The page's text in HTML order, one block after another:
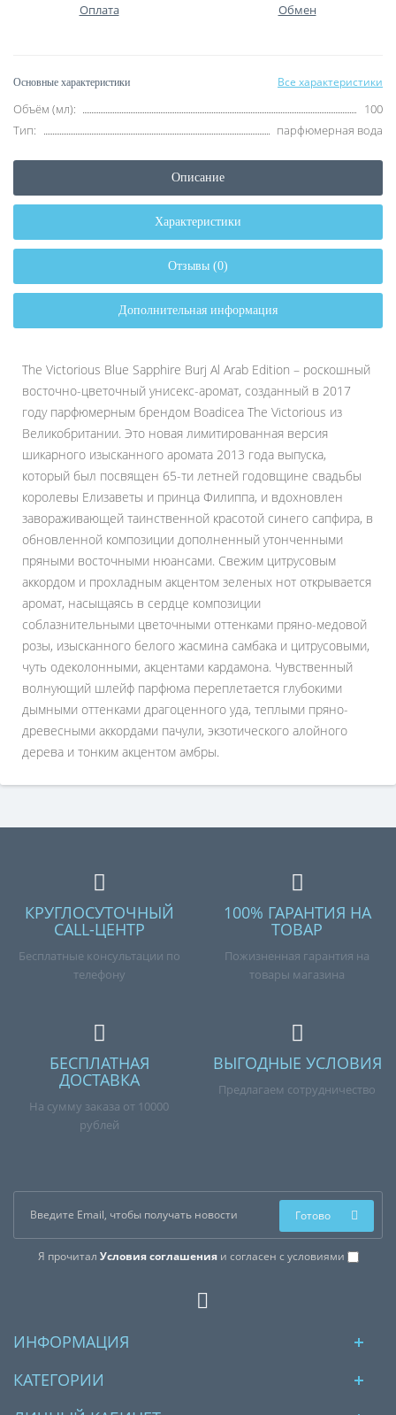
Оплата Обмен
Основные характеристики Все характеристики
Объём (мл):
100
Тип:
парфюмерная вода
Описание
Характеристики
Отзывы (0)
Дополнительная информация
The Victorious Blue Sapphire Burj Al Arab Edition – роскошный
восточно-цветочный унисекс-аромат, созданный в 2017
году парфюмерным брендом Boadicea The Victorious из
Великобритании. Это новая лимитированная версия
шикарного изысканного аромата 2013 года выпуска,
который был посвящен 65-ти летней годовщине свадьбы
королевы Елизаветы и принца Филиппа, и вдохновлен
завораживающей таинственной красотой синего сапфира, в
обновленной композиции дополненный утонченными
пряными восточными нюансами. Свежим цитрусовым
аккордом и прохладным акцентом зеленых нот открывается
аромат, насыщаясь в сердце композиции
соблазнительными цветочными оттенками пряно-медовой
розы, изысканного белого жасмина самбака и цитрусовыми,
чуть одеколонными, акцентами кардамона. Чувственный
волнующий шлейф парфюма переплетается глубокими
дымными оттенками драгоценного уда, теплыми пряно-
древесными аккордами пачули, экзотического алойного
дерева и тонким акцентом амбры.
КРУГЛОСУТОЧНЫЙ
CALL-ЦЕНТР
Бесплатные консультации по
телефону
100% ГАРАНТИЯ НА
ТОВАР
Пожизненная гарантия на
товары магазина
БЕСПЛАТНАЯ
ДОСТАВКА
На сумму заказа от 10000
рублей
ВЫГОДНЫЕ УСЛОВИЯ
Предлагаем сотрудничество
Я прочитал Условия соглашенияи согласен с условиями
Готово
ИНФОРМАЦИЯ
КАТЕГОРИИ